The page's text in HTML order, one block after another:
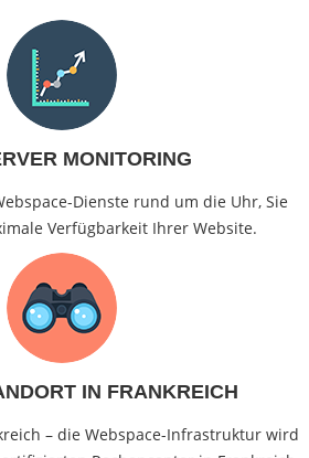
MONITORING
Dienste rund um die Uhr, Sie
Verfügbarkeit Ihrer Website.
IN FRANKREICH
– die Webspace-Infrastruktur wird